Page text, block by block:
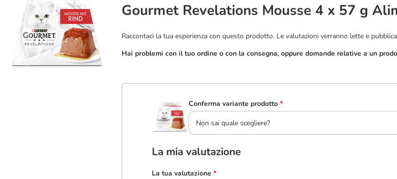
Gourmet Revelations Mousse 4 x 57 g
Raccontaci la tua esperienza con questo prodotto. Le valutazioni verranno lette e
Hai problemi con il tuo ordine o con la consegna, oppure domande relative a un
Conferma variante prodotto *
Non sai quale scegliere?
La mia valutazione
La tua valutazione *